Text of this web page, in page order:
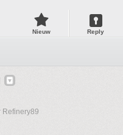
Nieuw Reply
Refinery89